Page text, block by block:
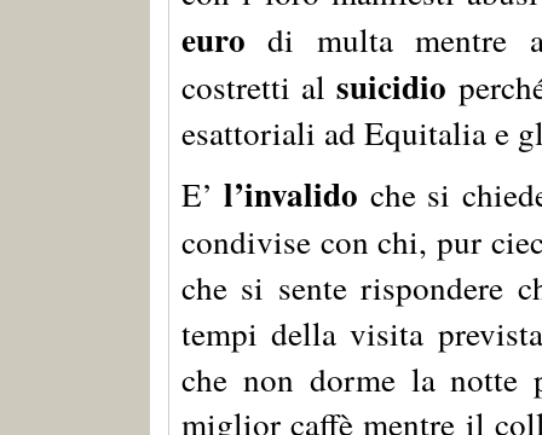
euro di multa mentre
costretti alsuicidio
esattoriali ad Equitalia e
E’ l’invalido che si
condivise con chi, pur
che si sente rispondere
tempi della visita
che non dorme la
miglior caffè mentre il